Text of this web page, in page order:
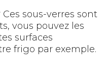
sous-verres sont
vous pouvez les
surfaces
frigo par exemple.